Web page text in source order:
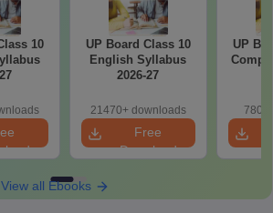
10
UP Board Class 10
English Syllabus
2026-27
21470+ downloads
Free
Download
UP
780+
View all Ebooks